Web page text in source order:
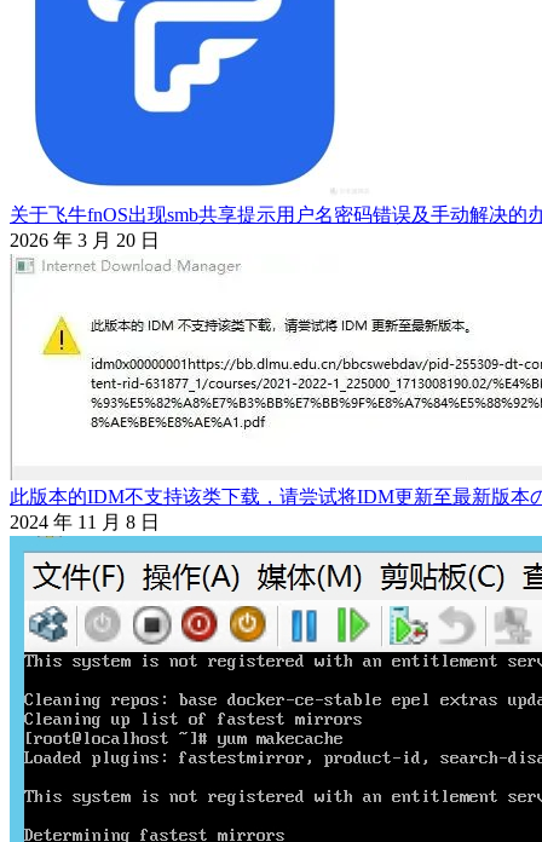
关于飞牛fnOS出现smb共享提示用户名密码错误及手动解决的
2026 年 3 月 20 日
此版本的IDM不支持该类下载，请尝试将IDM更新至最新版本
2024 年 11 月 8 日